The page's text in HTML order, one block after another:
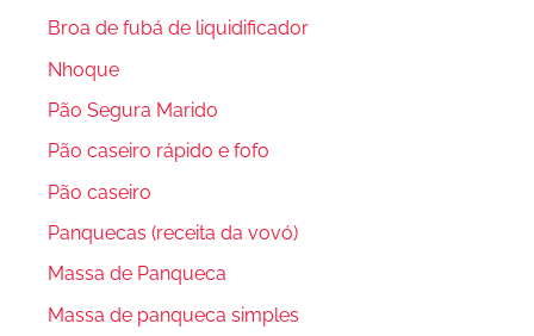
Broa de fubá de liquidificador
Nhoque
Pão Segura Marido
Pão caseiro rápido e fofo
Pão caseiro
Panquecas (receita da vovó)
Massa de Panqueca
Massa de panqueca simples